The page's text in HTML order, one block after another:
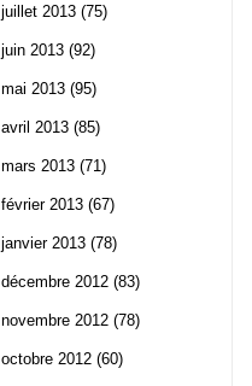
juillet 2013 (75)
juin 2013 (92)
mai 2013 (95)
avril 2013 (85)
mars 2013 (71)
février 2013 (67)
janvier 2013 (78)
décembre 2012 (83)
novembre 2012 (78)
octobre 2012 (60)